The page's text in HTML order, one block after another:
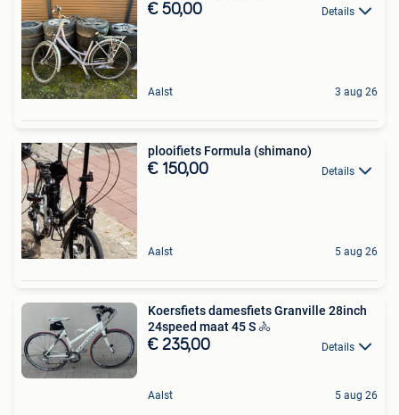
€ 50,00 Details
Aalst 3 aug 26
plooifiets Formula (shimano)
€ 150,00 Details
Aalst 5 aug 26
Koersfiets damesfiets Granville 28inch
24speed maat 45 S 🚴
€ 235,00 Details
Aalst 5 aug 26